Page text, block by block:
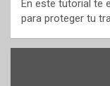
En este tutorial te
para proteger tu